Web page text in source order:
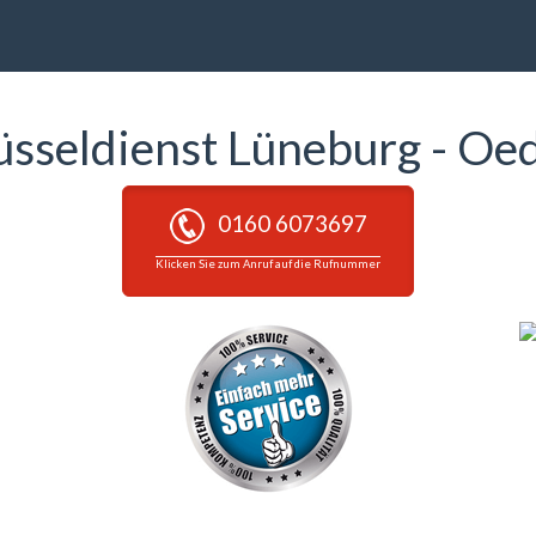
Lüneburg -
0160 6073697
Klicken Sie zum Anruf auf die Rufnummer